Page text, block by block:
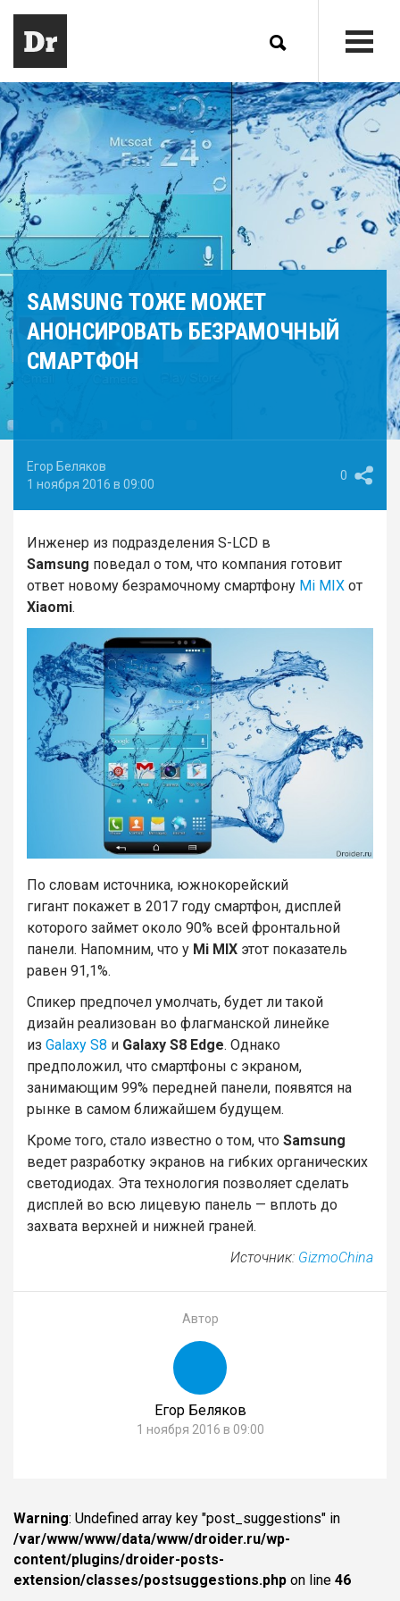
SAMSUNG ТОЖЕ МОЖЕТ
АНОНСИРОВАТЬ БЕЗРАМОЧНЫЙ
СМАРТФОН
Егор Беляков
1 ноября 2016 в 09:00
0
Инженер из подразделения S-LCD в
Samsung поведал о том, что компания готовит
ответ новому безрамочному смартфону Mi MIX от
Xiaomi.
По словам источника, южнокорейский
гигант покажет в 2017 году смартфон, дисплей
которого займет около 90% всей фронтальной
панели. Напомним, что у Mi MIX этот показатель
равен 91,1%.
Спикер предпочел умолчать, будет ли такой
дизайн реализован во флагманской линейке
из Galaxy S8 и Galaxy S8 Edge. Однако
предположил, что смартфоны с экраном,
занимающим 99% передней панели, появятся на
рынке в самом ближайшем будущем.
Кроме того, стало известно о том, что Samsung
ведет разработку экранов на гибких органических
светодиодах. Эта технология позволяет сделать
дисплей во всю лицевую панель — вплоть до
захвата верхней и нижней граней.
Источник: GizmoChina
Автор
Егор Беляков
1 ноября 2016 в 09:00
Warning: Undefined array key "post_suggestions" in
/var/www/www/data/www/droider.ru/wp-
content/plugins/droider-posts-
extension/classes/postsuggestions.php on line 46